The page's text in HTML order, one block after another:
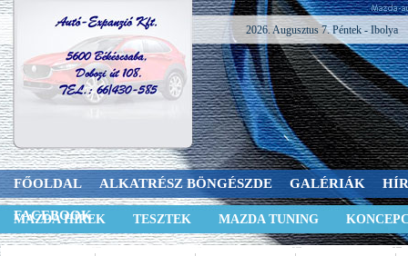
2026. Augusztus 7. Péntek - Ibolya
FŐOLDAL ALKATRÉSZ BÖNGÉSZDE GALÉRIÁK
FACEBOOK
MAZDA HÍREK TESZTEK MAZDA TUNING